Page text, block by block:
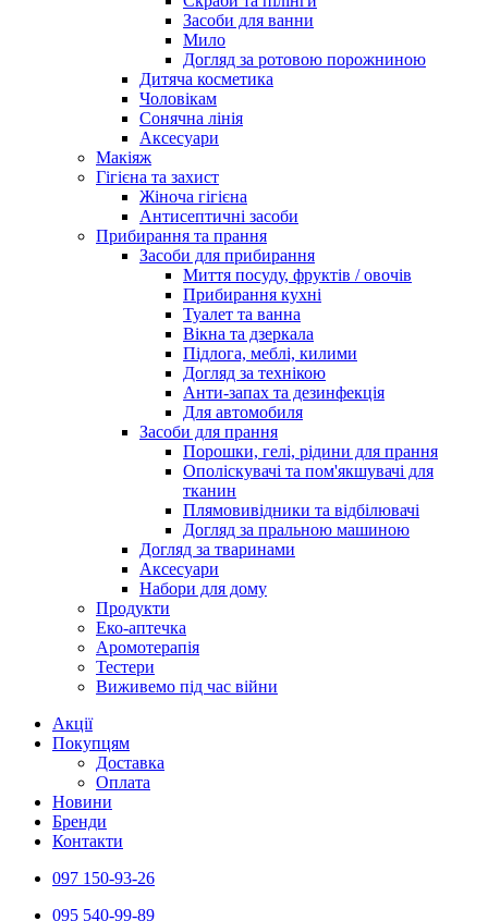
Засоби для ванни
Мило
Догляд за ротовою порожниною
Дитяча косметика
Чоловікам
Сонячна лінія
Аксесуари
Макіяж
Гігієна та захист
Жіноча гігієна
Антисептичні засоби
Прибирання та прання
Засоби для прибирання
Миття посуду, фруктів / овочів
Прибирання кухні
Туалет та ванна
Вікна та дзеркала
Підлога, меблі, килими
Догляд за технікою
Анти-запах та дезинфекція
Для автомобиля
Засоби для прання
Порошки, гелі, рідини для прання
Ополіскувачі та пом'якшувачі для
тканин
Плямовивідники та відбілювачі
Догляд за пральною машиною
Догляд за тваринами
Аксесуари
Набори для дому
Продукти
Еко-аптечка
Аромотерапія
Тестери
Виживемо під час війни
Акції
Покупцям
Доставка
Оплата
Новини
Бренди
Контакти
097 150-93-26
095 540-99-89